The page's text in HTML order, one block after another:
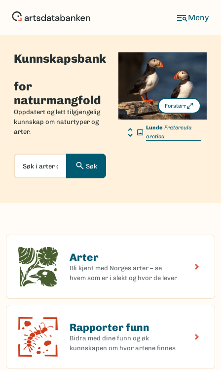
Forside
Forstørr
Lunde Fratercula
arctica
Kunnskapsbank
for
naturmangfold
Oppdatert og lett tilgjengelig
kunnskap om naturtyper og
arter.
i
og
Søk
Arter
Bli kjent med Norges arter – se
hvem som er i slekt og hvor de lever
Arter
Rapporter funn
Bidra med dine funn og øk
kunnskapen om hvor artene finnes
Rapporter funn